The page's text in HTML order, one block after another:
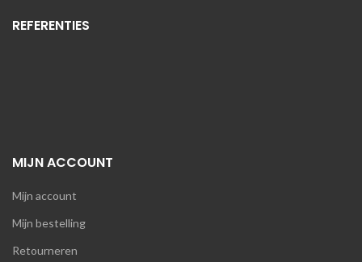
REFERENTIES
MIJN ACCOUNT
Mijn account
Mijn bestelling
Retourneren